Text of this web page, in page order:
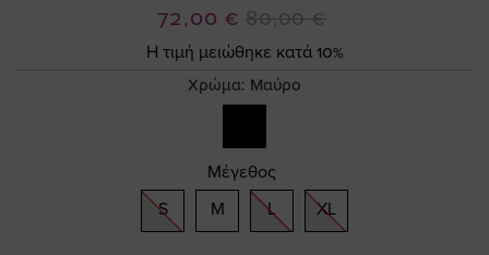
Ειδική
Τιμή
72,00 € 80,00 €
Η τιμή μειώθηκε κατά 10%
Χρώμα: Μαύρο
Μέγεθος
S
M L XL